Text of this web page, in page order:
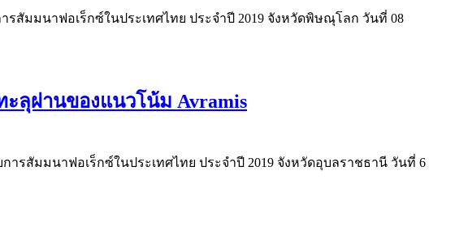
สัมมนาฟอเร็กซ์ในประเทศไทย ประจำปี 2019 จังหวัดพิษณุโลก วันที่ 08
ะลุผ่านของแนวโน้ม Avramis
รสัมมนาฟอเร็กซ์ในประเทศไทย ประจำปี 2019 จังหวัดอุบลราชธานี วันที่ 6